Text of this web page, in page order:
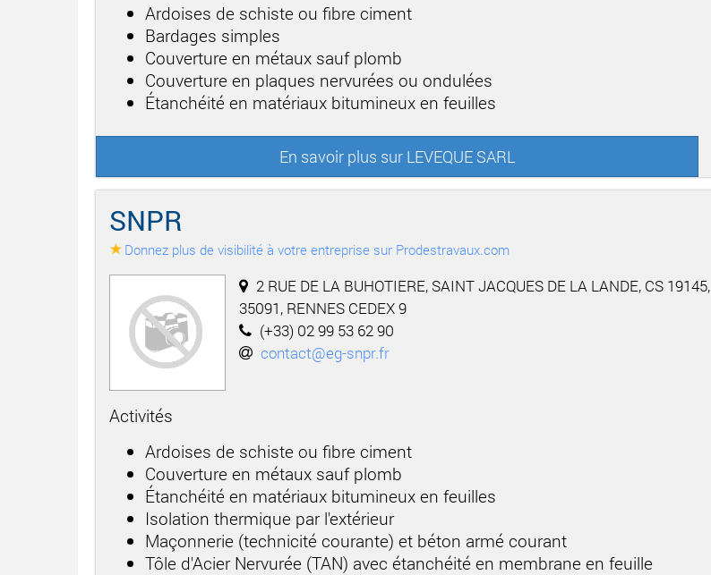
Ardoises de schiste ou fibre ciment
Bardages simples
Couverture en métaux sauf plomb
Couverture en plaques nervurées ou ondulées
Étanchéité en matériaux bitumineux en feuilles
En savoir plus sur LEVEQUE SARL
SNPR
Donnez plus de visibilité à votre entreprise sur Prodestravaux.com
2 RUE DE LA BUHOTIERE, SAINT JACQUES DE LA LANDE, CS 19145,
35091, RENNES CEDEX 9
(+33) 02 99 53 62 90
contact@eg-snpr.fr
Activités
Ardoises de schiste ou fibre ciment
Couverture en métaux sauf plomb
Étanchéité en matériaux bitumineux en feuilles
Isolation thermique par l'extérieur
Maçonnerie (technicité courante) et béton armé courant
Tôle d'Acier Nervurée (TAN) avec étanchéité en membrane en feuille